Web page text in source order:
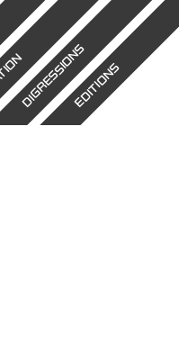
DIGRESSIONSEDITIONS